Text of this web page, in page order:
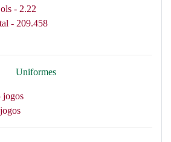
- 2.22
- 209.458
Uniformes
jogos